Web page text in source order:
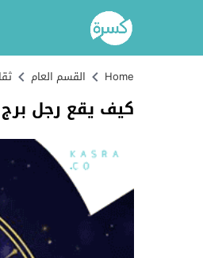
Home القسم العام
كيف يقع رجل